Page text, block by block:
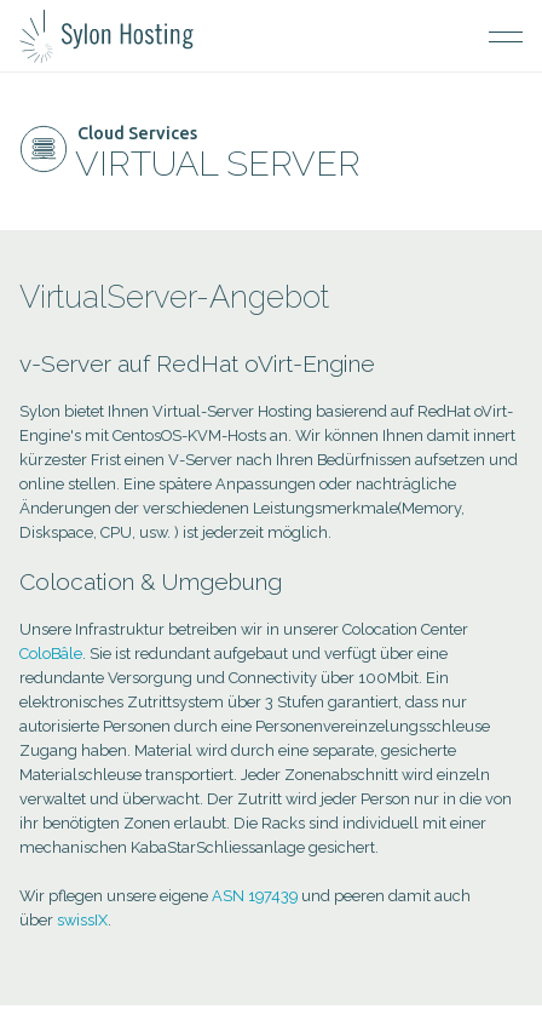
Cloud Services
VIRTUAL SERVER
VirtualServer-Angebot
v-Server auf RedHat oVirt-Engine
Sylon bietet Ihnen Virtual-Server Hosting basierend auf RedHat oVirt-
Engine's mit CentosOS-KVM-Hosts an. Wir können Ihnen damit innert
kürzester Frist einen V-Server nach Ihren Bedürfnissen aufsetzen und
online stellen. Eine spätere Anpassungen oder nachträgliche
Änderungen der verschiedenen Leistungsmerkmale(Memory,
Diskspace, CPU, usw. ) ist jederzeit möglich.
Colocation & Umgebung
Unsere Infrastruktur betreiben wir in unserer Colocation Center
ColoBâle. Sie ist redundant aufgebaut und verfügt über eine
redundante Versorgung und Connectivity über 100Mbit. Ein
elektronisches Zutrittsystem über 3 Stufen garantiert, dass nur
autorisierte Personen durch eine Personenvereinzelungsschleuse
Zugang haben. Material wird durch eine separate, gesicherte
Materialschleuse transportiert. Jeder Zonenabschnitt wird einzeln
verwaltet und überwacht. Der Zutritt wird jeder Person nur in die von
ihr benötigten Zonen erlaubt. Die Racks sind individuell mit einer
mechanischen KabaStarSchliessanlage gesichert.
Wir pflegen unsere eigene ASN 197439 und peeren damit auch
über swissIX.